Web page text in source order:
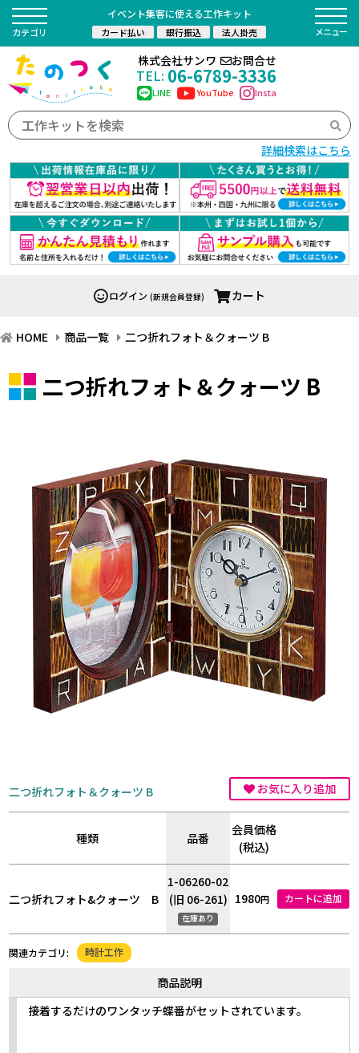
イベント集客に使える工作キット
カード払い 銀行振込 法人掛売
詳細検索はこちら
株式会社サンワ お問合せ
TEL: 06-6789-3336
LINE YouTube Insta
カテゴリ
ログイン (新規会員登録) カート
HOME 商品一覧 二つ折れフォト＆クォーツ B
二つ折れフォト＆クォーツ B
二つ折れフォト＆クォーツ B お気に入り追加
種類 品番
会員価格
(税込)
二つ折れフォト&クォーツ B
1-06260-02
(旧 06-261)
在庫あり
1980円 カートに追加
関連カテゴリ: 時計工作
商品説明
接着するだけのワンタッチ蝶番がセットされています。